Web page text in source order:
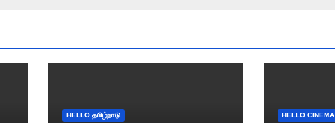
HELLO தமிழ்நாடு HELLO CINEMA